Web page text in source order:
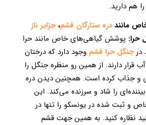
هم دارید.
مانند دره ستارگان قشم،جزایر ناز
حرا: پوشش گیاهی‌های خاص مانند حرا
درجنگل حرا قشم وجود دارد که درختان
قرار دارند. از همین رو منظره جنگل را
و جذاب کرده است. همچنین دیدن دره
را شاد و سرزنده می‌کند. این
و ثبت شده در یونسکو را تنها در
نظاره کنید. به همین جهت قشم